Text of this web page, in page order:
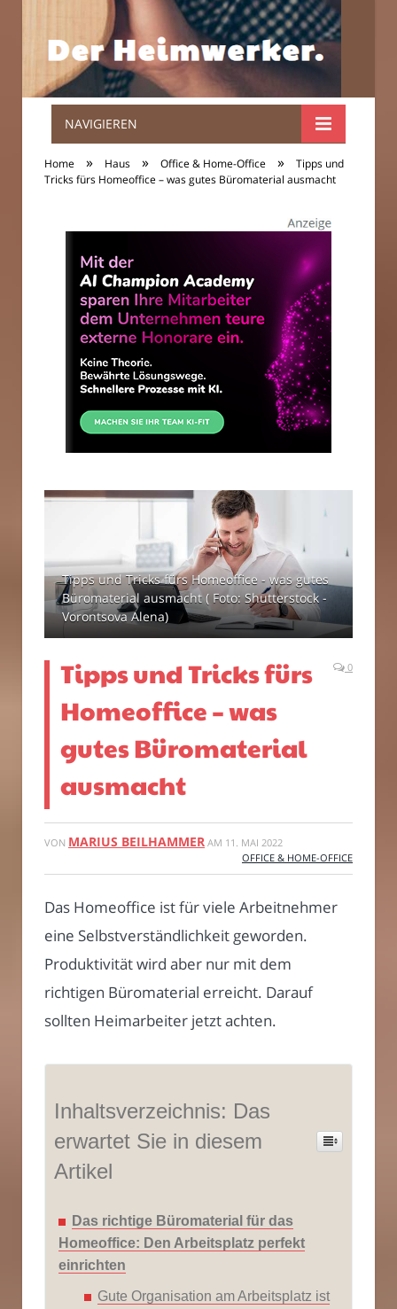
Der
Heimwerker.
NAVIGIEREN
Home » Haus » Office & Home-Office »
Tipps und
Tricks fürs Homeoffice – was gutes Büromaterial ausmacht
Tipps und Tricks fürs Homeoffice - was gutes
Büromaterial ausmacht ( Foto: Shutterstock -
Vorontsova Alena)
Tipps und Tricks fürs
Homeoffice – was
gutes Büromaterial
ausmacht
0
VON MARIUS BEILHAMMER AM 11. MAI 2022
OFFICE & HOME-OFFICE
Das Homeoffice ist für viele Arbeitnehmer
eine Selbstverständlichkeit geworden.
Produktivität wird aber nur mit dem
richtigen Büromaterial erreicht. Darauf
sollten Heimarbeiter jetzt achten.
Inhaltsverzeichnis: Das
erwartet Sie in diesem
Artikel
Das richtige Büromaterial für das
Homeoffice: Den Arbeitsplatz perfekt
einrichten
Gute Organisation am Arbeitsplatz ist